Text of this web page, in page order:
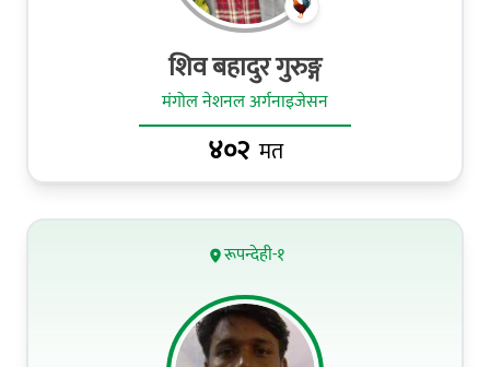
शिव बहादुर गुरुङ्ग
मंगोल नेशनल अर्गनाइजेसन
४०२ मत
रूपन्देही-१